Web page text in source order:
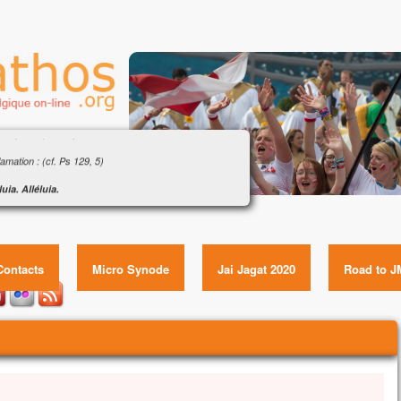
: « Ordonne-moi de venir vers toi sur les
» (Mt 14, 22-33)
: (cf. Ps 129, 5)
Alléluia.
de Jésus Christ selon saint Matthieu
après avoir nourri la foule dans le désert,
obligea les disciples à monter dans la barque
il les eut renvoyées,
: « Ordonne-moi de venir vers toi sur les eaux »
Micro Synode Jai Jagat 2020 Road to